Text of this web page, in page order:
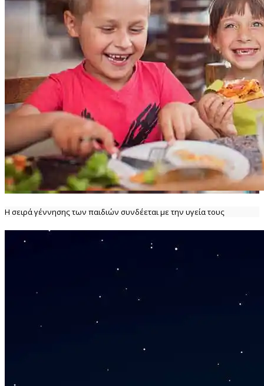
Η σειρά γέννησης των παιδιών συνδέεται με την υγεία τους